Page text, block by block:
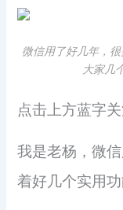
微信用了好几年，
大家几
点击上方蓝字
我是老杨，微
着好几个实用功